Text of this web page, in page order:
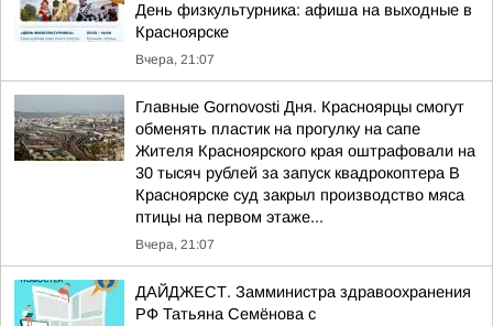
День физкультурника: афиша на выходные в
Красноярске
Вчера, 21:07
Главные Gornovosti Дня. Красноярцы смогут
обменять пластик на прогулку на сапе
Жителя Красноярского края оштрафовали на
30 тысяч рублей за запуск квадрокоптера В
Красноярске суд закрыл производство мяса
птицы на первом этаже...
Вчера, 21:07
ДАЙДЖЕСТ. Замминистра здравоохранения
РФ Татьяна Семёнова с